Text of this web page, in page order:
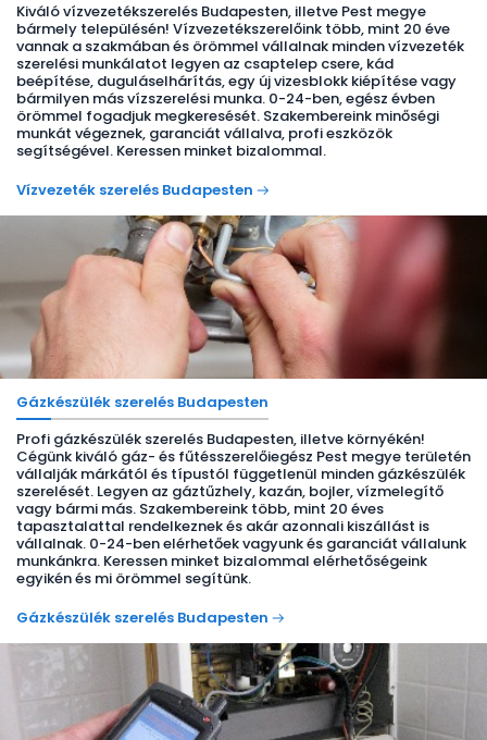
Kiváló vízvezetékszerelés Budapesten, illetve Pest megye
bármely településén! Vízvezetékszerelőink több, mint 20 éve
vannak a szakmában és örömmel vállalnak minden vízvezeték
szerelési munkálatot legyen az csaptelep csere, kád
beépítése, duguláselhárítás, egy új vizesblokk kiépítése vagy
bármilyen más vízszerelési munka. 0-24-ben, egész évben
örömmel fogadjuk megkeresését. Szakembereink minőségi
munkát végeznek, garanciát vállalva, profi eszközök
segítségével. Keressen minket bizalommal.
Vízvezeték szerelés Budapesten
Gázkészülék szerelés Budapesten
Profi gázkészülék szerelés Budapesten, illetve környékén!
Cégünk kiváló gáz- és fűtésszerelőiegész Pest megye területén
vállalják márkától és típustól függetlenül minden gázkészülék
szerelését. Legyen az gáztűzhely, kazán, bojler, vízmelegítő
vagy bármi más. Szakembereink több, mint 20 éves
tapasztalattal rendelkeznek és akár azonnali kiszállást is
vállalnak. 0-24-ben elérhetőek vagyunk és garanciát vállalunk
munkánkra. Keressen minket bizalommal elérhetőségeink
egyikén és mi örömmel segítünk.
Gázkészülék szerelés Budapesten